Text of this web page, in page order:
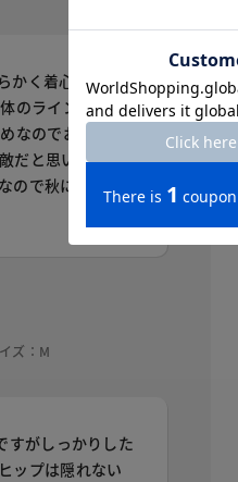
かく着心地が良
のラインを拾わ
なのでお尻もか
だと思います。
ので秋にぴった
ズ：M
すがしっかりした
ップは隠れない